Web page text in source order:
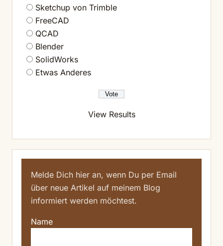
Sketchup von Trimble
FreeCAD
QCAD
Blender
SolidWorks
Etwas Anderes
View Results
Melde Dich hier an, wenn Du per Email
über neue Artikel auf meinem Blog
informiert werden möchtest.
Name